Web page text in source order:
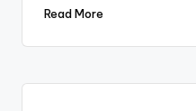
Read More